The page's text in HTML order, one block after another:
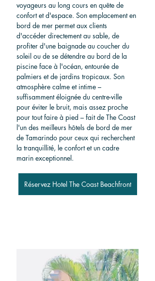
voyageurs au long cours en quête de
confort et d'espace. Son emplacement en
bord de mer permet aux clients
d'accéder directement au sable, de
profiter d'une baignade au coucher du
soleil ou de se détendre au bord de la
piscine face à l'océan, entourée de
palmiers et de jardins tropicaux. Son
atmosphère calme et intime –
suffisamment éloignée du centre-ville
pour éviter le bruit, mais assez proche
pour tout faire à pied – fait de The Coast
l'un des meilleurs hôtels de bord de mer
de Tamarindo pour ceux qui recherchent
la tranquillité, le confort et un cadre
marin exceptionnel.
Réservez Hotel The Coast Beachfront